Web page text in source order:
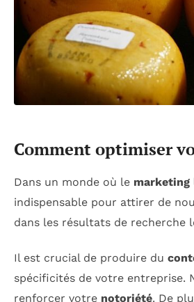
Comment optimiser
Dans un monde où le marketing
indispensable pour attirer de
dans les résultats de recherche
Il est crucial de produire du
spécificités de votre entreprise.
renforcer votre notoriété. De